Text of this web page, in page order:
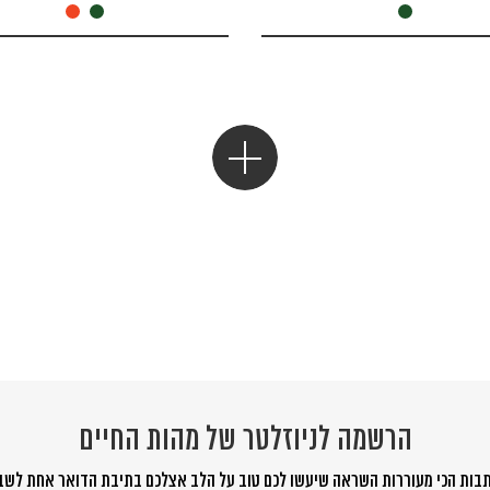
הרשמה לניוזלטר של מהות החיים
הכי מעוררות השראה שיעשו לכם טוב על הלב אצלכם בתיבת הדואר אחת